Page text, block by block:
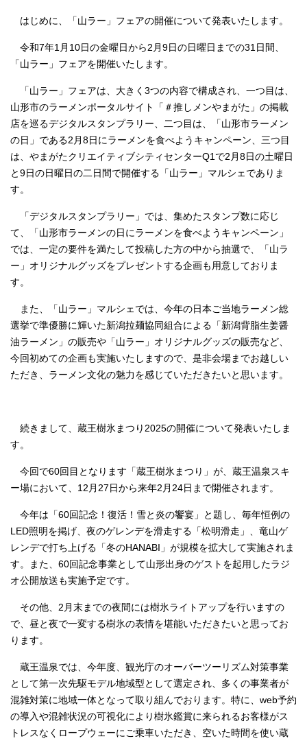
はじめに、「山ラー」フェアの開催について発表いたします。
令和7年1月10日の金曜日から2月9日の日曜日までの31日間、
「山ラー」フェアを開催いたします。
「山ラー」フェアは、大きく3つの内容で構成され、一つ目は、
山形市のラーメンポータルサイト「＃推しメンやまがた」の掲載
店を巡るデジタルスタンプラリー、二つ目は、「山形市ラーメン
の日」である2月8日にラーメンを食べようキャンペーン、三つ目
は、やまがたクリエイティブシティセンターQ1で2月8日の土曜日
と9日の日曜日の二日間で開催する「山ラー」マルシェでありま
す。
「デジタルスタンプラリー」では、集めたスタンプ数に応じ
て、「山形市ラーメンの日にラーメンを食べようキャンペーン」
では、一定の要件を満たして投稿した方の中から抽選で、「山ラ
ー」オリジナルグッズをプレゼントする企画も用意しておりま
す。
また、「山ラー」マルシェでは、今年の日本ご当地ラーメン総
選挙で準優勝に輝いた新潟拉麺協同組合による「新潟背脂生姜醤
油ラーメン」の販売や「山ラー」オリジナルグッズの販売など、
今回初めての企画も実施いたしますので、是非会場までお越しい
ただき、ラーメン文化の魅力を感じていただきたいと思います。
続きまして、蔵王樹氷まつり2025の開催について発表いたしま
す。
今回で60回目となります「蔵王樹氷まつり」が、蔵王温泉スキ
ー場において、12月27日から来年2月24日まで開催されます。
今年は「60回記念！復活！雪と炎の饗宴」と題し、毎年恒例の
LED照明を掲げ、夜のゲレンデを滑走する「松明滑走」、竜山ゲ
レンデで打ち上げる「冬のHANABI」が規模を拡大して実施されま
す。また、60回記念事業として山形出身のゲストを起用したラジ
オ公開放送も実施予定です。
その他、2月末までの夜間には樹氷ライトアップを行いますの
で、昼と夜で一変する樹氷の表情を堪能いただきたいと思ってお
ります。
蔵王温泉では、今年度、観光庁のオーバーツーリズム対策事業
として第一次先駆モデル地域型として選定され、多くの事業者が
混雑対策に地域一体となって取り組んでおります。特に、web予約
の導入や混雑状況の可視化により樹氷鑑賞に来られるお客様がス
トレスなくロープウェーにご乗車いただき、空いた時間を使い蔵